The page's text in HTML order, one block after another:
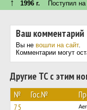
↑ 1996 г. Поступил на
Ваш комментарий
Вы не вошли на сайт.
Комментарии могут
Другие ТС с этим
№ Гос.№
75